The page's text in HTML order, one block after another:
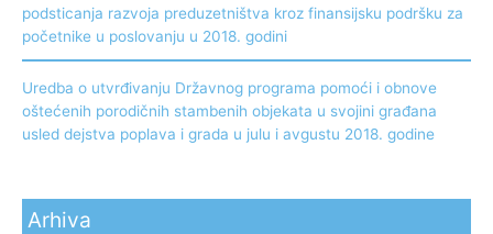
podsticanja razvoja preduzetništva kroz finansijsku podršku za
početnike u poslovanju u 2018. godini
Uredba o utvrđivanju Državnog programa pomoći i obnove
oštećenih porodičnih stambenih objekata u svojini građana
usled dejstva poplava i grada u julu i avgustu 2018. godine
Arhiva